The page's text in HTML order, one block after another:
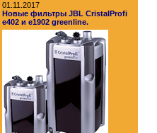
01.11.2017
Новые фильтры JBL CristalProfi
e402 и e1902 greenline.